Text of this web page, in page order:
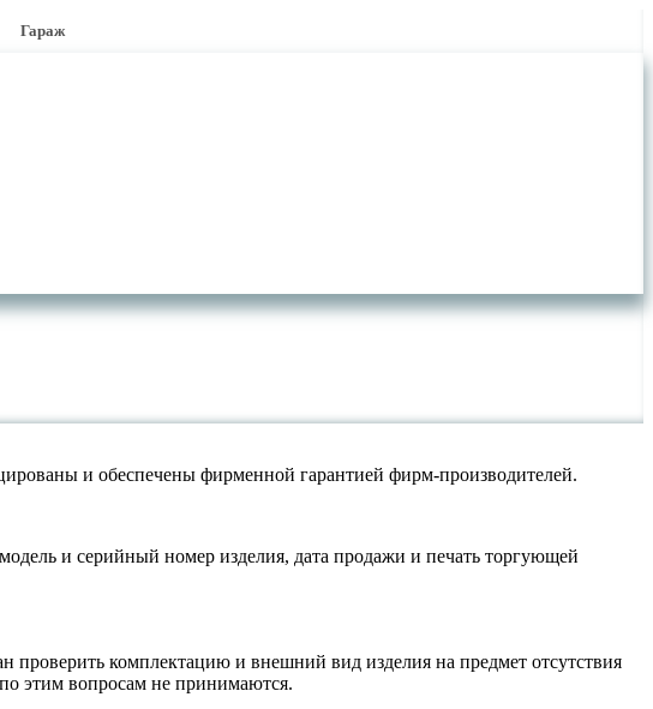
Гараж
и обеспечены фирменной гарантией фирм-производителей.
и серийный номер изделия, дата продажи и печать торгующей
проверить комплектацию и внешний вид изделия на предмет отсутствия
этим вопросам не принимаются.